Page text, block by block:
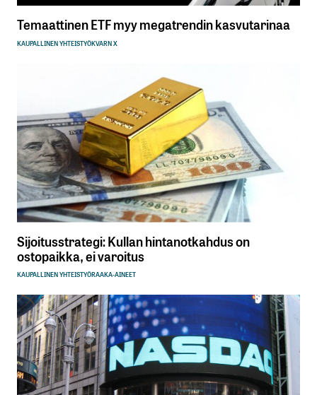
Temaattinen ETF myy megatrendin kasvutarinaa
KAUPALLINEN YHTEISTYÖKVARN X
Sijoitusstrategi: Kullan hintanotkahdus on
ostopaikka, ei varoitus
KAUPALLINEN YHTEISTYÖRAAKA-AINEET